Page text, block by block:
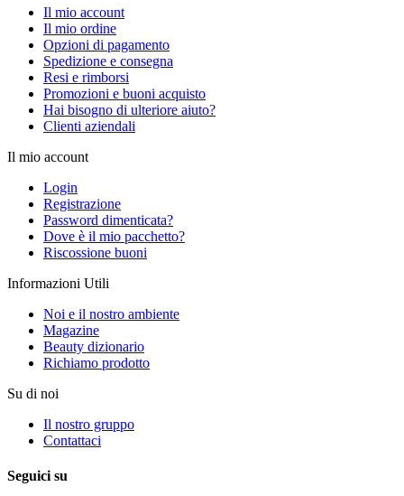
Il mio account
Il mio ordine
Opzioni di pagamento
Spedizione e consegna
Resi e rimborsi
Promozioni e buoni acquisto
Hai bisogno di ulteriore aiuto?
Clienti aziendali
Il mio account
Login
Registrazione
Password dimenticata?
Dove è il mio pacchetto?
Riscossione buoni
Informazioni Utili
Noi e il nostro ambiente
Magazine
Beauty dizionario
Richiamo prodotto
Su di noi
Il nostro gruppo
Contattaci
Seguici su